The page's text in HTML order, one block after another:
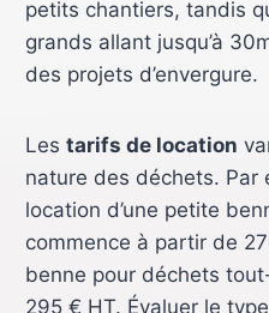
petits chantiers, tandis
grands allant jusqu’à
des projets d’envergure.
Les tarifs de location
nature des déchets. Par
location d’une petite
commence à partir de
benne pour déchets
295 € HT. Évaluer le